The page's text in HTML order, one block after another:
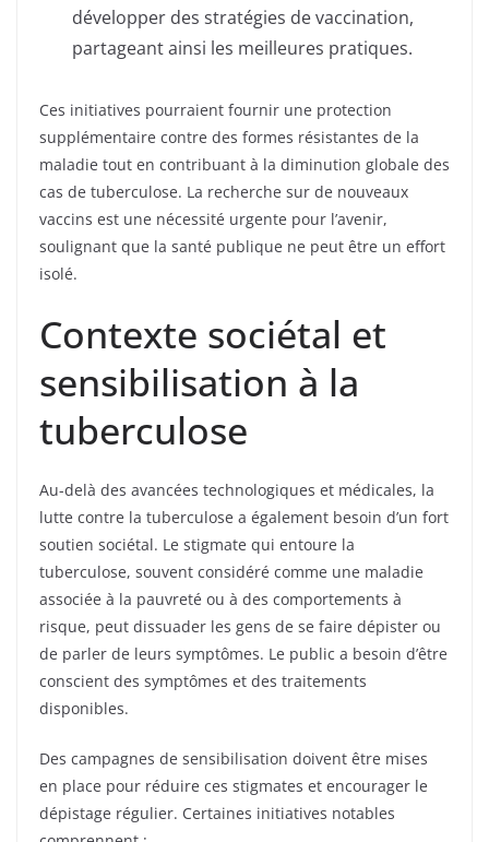
développer des stratégies de vaccination,
partageant ainsi les meilleures pratiques.
Ces initiatives pourraient fournir une protection
supplémentaire contre des formes résistantes de la
maladie tout en contribuant à la diminution globale des
cas de tuberculose. La recherche sur de nouveaux
vaccins est une nécessité urgente pour l’avenir,
soulignant que la santé publique ne peut être un effort
isolé.
Contexte sociétal et
sensibilisation à la
tuberculose
Au-delà des avancées technologiques et médicales, la
lutte contre la tuberculose a également besoin d’un fort
soutien sociétal. Le stigmate qui entoure la
tuberculose, souvent considéré comme une maladie
associée à la pauvreté ou à des comportements à
risque, peut dissuader les gens de se faire dépister ou
de parler de leurs symptômes. Le public a besoin d’être
conscient des symptômes et des traitements
disponibles.
Des campagnes de sensibilisation doivent être mises
en place pour réduire ces stigmates et encourager le
dépistage régulier. Certaines initiatives notables